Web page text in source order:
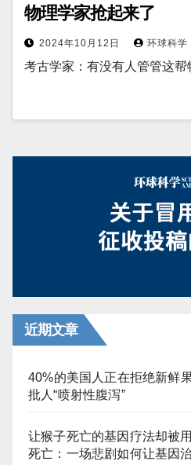
物理学家抢起来了
2024年10月12日 环球科学
考古学家：有没有人管管这帮
近期文章
40%的美国人正在拒绝新鲜
批人“喷射性腹泻”
让猴子死亡的基因疗法却被
死亡：一场悲剧如何让基因